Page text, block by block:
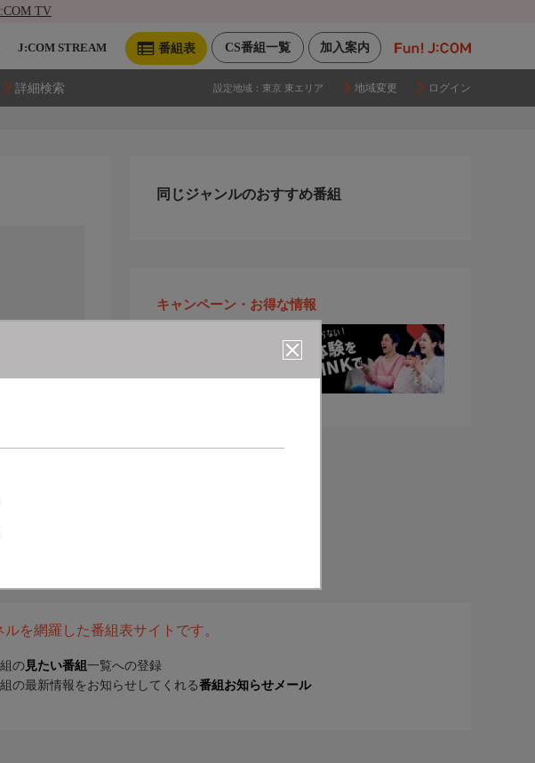
TV
加入案内
CS番組一覧
番組表
J:COM STREAM
詳細検索 設定地域： 東京 東エリア 地域変更 ログイン
同じジャンルのおすすめ番組
キャンペーン・お得な情報
を網羅した番組表サイトです。
の 見たい番組 一覧への登録
の最新情報をお知らせしてくれる番組お知らせメール